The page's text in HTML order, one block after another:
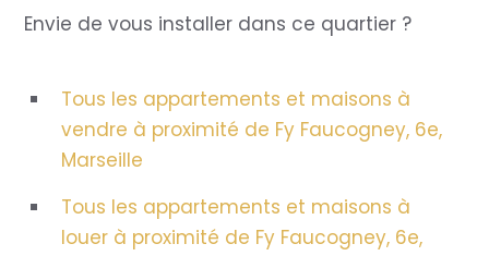
Envie de vous installer dans ce quartier ?
Tous les appartements et maisons à
vendre à proximité de Fy Faucogney, 6e,
Marseille
Tous les appartements et maisons à
louer à proximité de Fy Faucogney, 6e,